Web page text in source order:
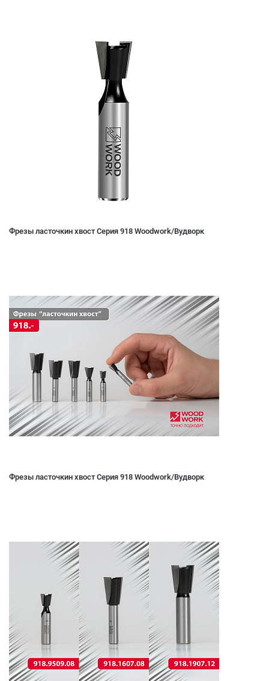
Фрезы ласточкин хвост Серия 918 Woodwork/Вудворк
Фрезы ласточкин хвост Серия 918 Woodwork/Вудворк